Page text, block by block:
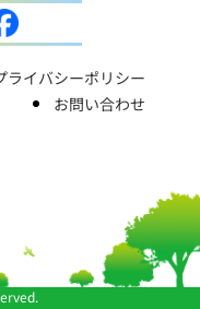
ライバシーポリシー
お問い合わせ